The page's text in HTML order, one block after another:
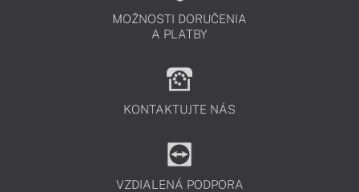
MOŽNOSTI DORUČENIA
A PLATBY
KONTAKTUJTE NÁS
VZDIALENÁ PODPORA